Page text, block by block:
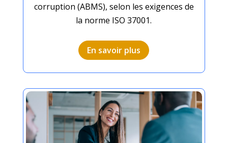
corruption (ABMS), selon les exigences de
la norme ISO 37001.
En savoir plus